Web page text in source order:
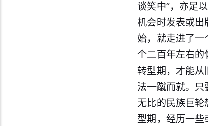
谈笑中”，亦足
机会时发表或出
始，就走进了一
个二百年左右
转型期，才能从
法一蹴而就。
无比的民族巨
型期，经历一些